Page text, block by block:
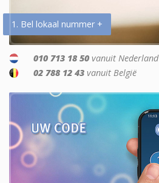
1. Bel lokaal nummer +
010 713 18 50 vanuit Nederland
02 788 12 43 vanuit België